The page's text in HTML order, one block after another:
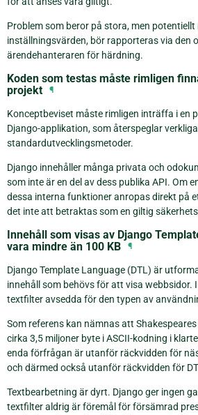
Problem som beror på stora, men potentiellt
inställningsvärden, bör rapporteras via den
ärendehanteraren för härdning.
Koden som testas måste rimligen
projekt
¶
Konceptbeviset måste rimligen inträffa i en
Django-applikation, som återspeglar
standardutvecklingsmetoder.
Django innehåller många privata och
som inte är en del av dess publika API. Om
dessa interna funktioner anropas direkt på
det inte att betraktas som en giltig
Innehåll som visas av Django
vara mindre än 100 KB
¶
Django Template Language (DTL) är
innehåll som behövs för att visa webbsidor.
textfilter avsedda för den typen av
Som referens kan nämnas att
cirka 3,5 miljoner byte i ASCII-kodning i
enda förfrågan är utanför räckvidden för
och därmed också utanför räckvidden för
Textbearbetning är dyrt. Django ger ingen
textfilter aldrig är föremål för försämrad